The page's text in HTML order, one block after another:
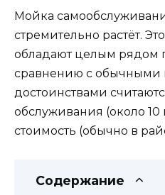
Мойка
стремительно растёт.
обладают целым рядом
сравнению с обычными
достоинствами
обслуживания (около 10
стоимость (обычно в
Содержание